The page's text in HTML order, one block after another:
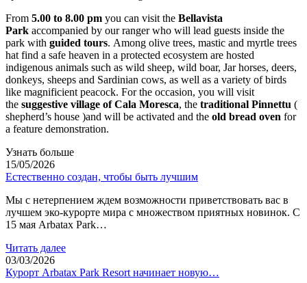
From 5.00 to 8.00 pm you can visit the Bellavista
Park accompanied by our ranger who will lead guests inside the
park with guided tours. Among olive trees, mastic and myrtle trees
hat find a safe heaven in a protected ecosystem are hosted
indigenous animals such as wild sheep, wild boar, Jar horses, deers,
donkeys, sheeps and Sardinian cows, as well as a variety of birds
like magnificient peacock. For the occasion, you will visit
the suggestive village of Cala Moresca, the traditional Pinnettu (
shepherd’s house )and will be activated and the old bread oven for
a feature demonstration.
Узнать больше
15/05/2026
Естественно создан, чтобы быть лучшим
Мы с нетерпением ждем возможности приветствовать вас в
лучшем эко-курорте мира с множеством приятных новинок. С
15 мая Arbatax Park…
Читать далее
03/03/2026
Курорт Arbatax Park Resort начинает новую…